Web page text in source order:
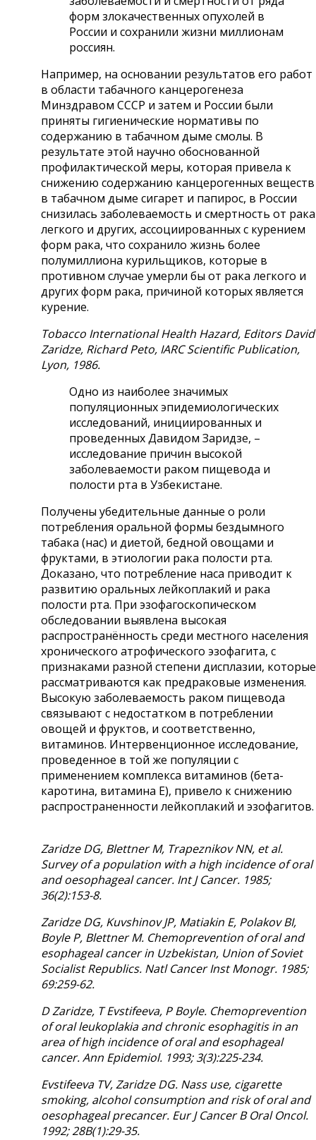
форм злокачественных опухолей в
России и сохранили жизни миллионам
россиян.
Например, на основании результатов его работ
в области табачного канцерогенеза
Минздравом СССР и затем и России были
приняты гигиенические нормативы по
содержанию в табачном дыме смолы. В
результате этой научно обоснованной
профилактической меры, которая привела к
снижению содержанию канцерогенных веществ
в табачном дыме сигарет и папирос, в России
снизилась заболеваемость и смертность от рака
легкого и других, ассоциированных с курением
форм рака, что сохранило жизнь более
полумиллиона курильщиков, которые в
противном случае умерли бы от рака легкого и
других форм рака, причиной которых является
курение.
Tobacco International Health Hazard, Editors David
Zaridze, Richard Peto, IARC Scientific Publication,
Lyon, 1986.
Одно из наиболее значимых
популяционных эпидемиологических
исследований, инициированных и
проведенных Давидом Заридзе, –
исследование причин высокой
заболеваемости раком пищевода и
полости рта в Узбекистане.
Получены убедительные данные о роли
потребления оральной формы бездымного
табака (нас) и диетой, бедной овощами и
фруктами, в этиологии рака полости рта.
Доказано, что потребление наса приводит к
развитию оральных лейкоплакий и рака
полости рта. При эзофагоскопическом
обследовании выявлена высокая
распространённость среди местного населения
хронического атрофического эзофагита, с
признаками разной степени дисплазии, которые
рассматриваются как предраковые изменения.
Высокую заболеваемость раком пищевода
связывают с недостатком в потреблении
овощей и фруктов, и соответственно,
витаминов. Интервенционное исследование,
проведенное в той же популяции с
применением комплекса витаминов (бета-
каротина, витамина Е), привело к снижению
распространенности лейкоплакий и эзофагитов.
Zaridze DG, Blettner M, Trapeznikov NN, et al.
Survey of a population with a high incidence of oral
and oesophageal cancer. Int J Cancer. 1985;
36(2):153-8.
Zaridze DG, Kuvshinov JP, Matiakin E, Polakov BI,
Boyle P, Blettner M. Chemoprevention of oral and
esophageal cancer in Uzbekistan, Union of Soviet
Socialist Republics. Natl Cancer Inst Monogr. 1985;
69:259-62.
D Zaridze, T Evstifeeva, P Boyle. Chemoprevention
of oral leukoplakia and chronic esophagitis in an
area of high incidence of oral and esophageal
cancer. Ann Epidemiol. 1993; 3(3):225-234.
Evstifeeva TV, Zaridze DG. Nass use, cigarette
smoking, alcohol consumption and risk of oral and
oesophageal precancer. Eur J Cancer B Oral Oncol.
1992; 28B(1):29-35.